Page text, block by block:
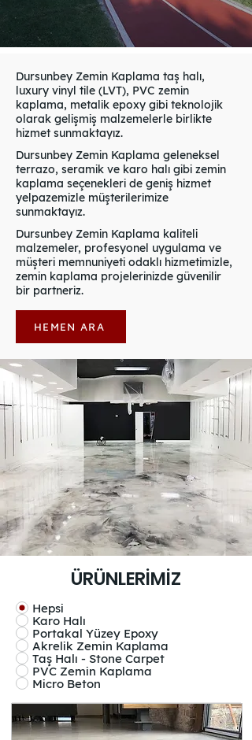
Dursunbey Zemin Kaplama taş halı,
luxury vinyl tile (LVT), PVC zemin
kaplama, metalik epoxy gibi teknolojik
olarak gelişmiş malzemelerle birlikte
hizmet sunmaktayız.
Dursunbey Zemin Kaplama geleneksel
terrazo, seramik ve karo halı gibi zemin
kaplama seçenekleri de geniş hizmet
yelpazemizle müşterilerimize
sunmaktayız.
Dursunbey Zemin Kaplama kaliteli
malzemeler, profesyonel uygulama ve
müşteri memnuniyeti odaklı hizmetimizle,
zemin kaplama projelerinizde güvenilir
bir partneriz.
HEMEN ARA
ÜRÜNLERİMİZ
Hepsi
Karo Halı
Portakal Yüzey Epoxy
Akrelik Zemin Kaplama
Taş Halı - Stone Carpet
PVC Zemin Kaplama
Micro Beton